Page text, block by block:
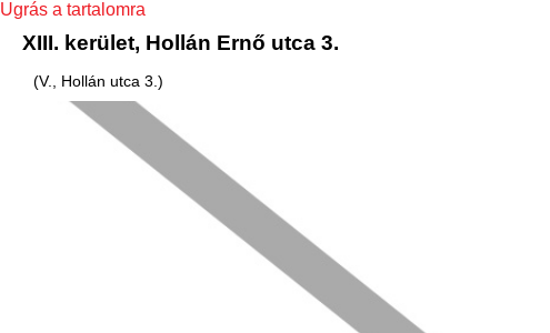
Ugrás a tartalomra
XIII. kerület, Hollán Ernő utca 3.
(V., Hollán utca 3.)